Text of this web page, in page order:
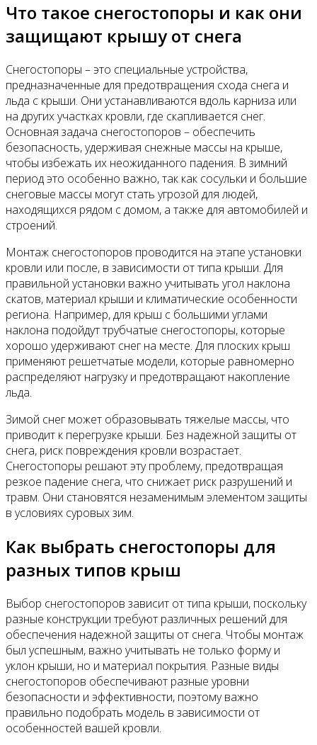
Что такое снегостопоры и как они
защищают крышу от снега
Снегостопоры – это специальные устройства,
предназначенные для предотвращения схода снега и
льда с крыши. Они устанавливаются вдоль карниза или
на других участках кровли, где скапливается снег.
Основная задача снегостопоров – обеспечить
безопасность, удерживая снежные массы на крыше,
чтобы избежать их неожиданного падения. В зимний
период это особенно важно, так как сосульки и большие
снеговые массы могут стать угрозой для людей,
находящихся рядом с домом, а также для автомобилей и
строений.
Монтаж снегостопоров проводится на этапе установки
кровли или после, в зависимости от типа крыши. Для
правильной установки важно учитывать угол наклона
скатов, материал крыши и климатические особенности
региона. Например, для крыш с большими углами
наклона подойдут трубчатые снегостопоры, которые
хорошо удерживают снег на месте. Для плоских крыш
применяют решетчатые модели, которые равномерно
распределяют нагрузку и предотвращают накопление
льда.
Зимой снег может образовывать тяжелые массы, что
приводит к перегрузке крыши. Без надежной защиты от
снега, риск повреждения кровли возрастает.
Снегостопоры решают эту проблему, предотвращая
резкое падение снега, что снижает риск разрушений и
травм. Они становятся незаменимым элементом защиты
в условиях суровых зим.
Как выбрать снегостопоры для
разных типов крыш
Выбор снегостопоров зависит от типа крыши, поскольку
разные конструкции требуют различных решений для
обеспечения надежной защиты от снега. Чтобы монтаж
был успешным, важно учитывать не только форму и
уклон крыши, но и материал покрытия. Разные виды
снегостопоров обеспечивают разные уровни
безопасности и эффективности, поэтому важно
правильно подобрать модель в зависимости от
особенностей вашей кровли.